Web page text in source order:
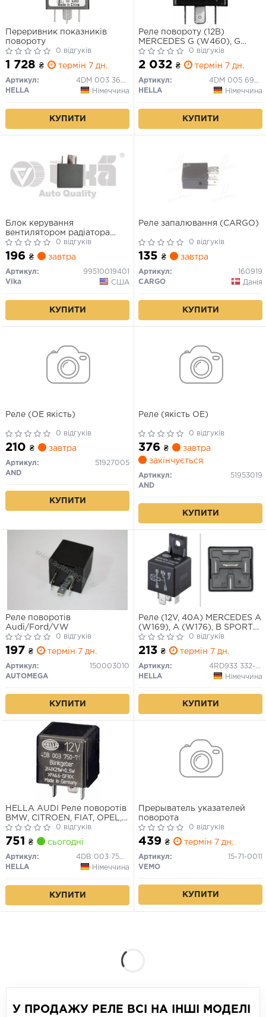
Переривник показників
повороту
0 відгуків
1 728 ₴ термін 7 дн.
Артикул:
4DM 003 360-021
HELLA
Німеччина
КУПИТИ
Реле повороту (12В)
MERCEDES G (W460), G
(W461), G (W463), MB
(W631) ALFA ROMEO 155,
156 AUDI 100 C1, 100 C2, 100
C3, 100 C4, 200 C2, 200 C3,
50, 80 B1, 80 B2, 80 B3, 80
0 відгуків
2 032 ₴ термін 7 дн.
Артикул:
4DM 005 698-021
HELLA
Німеччина
КУПИТИ
Блок керування
вентилятором радіатора
Skoda Fabia (00-15)/VW
Crafter (06-11), Golf (03-09),
T4/Audi A4 (95-08), A6 (96-
08) (99510019401) VIKA
0 відгуків
196 ₴ завтра
Артикул:
99510019401
Vika
США
КУПИТИ
Реле запалювання (CARGO)
0 відгуків
135 ₴ завтра
Артикул:
160919
CARGO
Данія
КУПИТИ
Реле (ОЕ якість)
0 відгуків
210 ₴ завтра
Артикул:
51927005
AND
КУПИТИ
Реле (якість OE)
0 відгуків
376 ₴
завтра
закінчується
Артикул:
51953019
AND
КУПИТИ
Реле поворотів
Audi/Ford/VW
0 відгуків
197 ₴ термін 7 дн.
Артикул:
150003010
AUTOMEGA
КУПИТИ
Реле (12V, 40A) MERCEDES A
(W169), A (W176), B SPORTS
TOURER (W245), B SPORTS
TOURER (W246, W242), C
(CL203), C T-MODEL (S202),
C T-MODEL (S203), C
(W202), C (W203), CLC
0 відгуків
213 ₴ термін 7 дн.
Артикул:
4RD933 332-551
HELLA
Німеччина
КУПИТИ
HELLA AUDI Реле поворотів
BMW, CITROEN, FIAT, OPEL,
LADA, HONDA, PORSCHE
0 відгуків
751 ₴ сьогодні
Артикул:
4DB 003 750-711
HELLA
Німеччина
КУПИТИ
Прерыватель указателей
поворота
0 відгуків
439 ₴ термін 7 дн.
Артикул:
15-71-0011
VEMO
КУПИТИ
У ПРОДАЖУ РЕЛЕ ВСІ НА ІНШІ МОДЕЛІ